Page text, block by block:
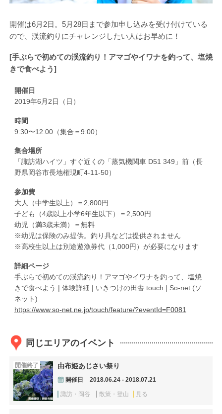
開催は6月2日。5月28日まで参加申し込みを受け付けている
ので、渓流釣りにチャレンジしたい人はお早めに！
[手ぶらで初めての渓流釣り！アマゴやイワナを釣って、塩焼
きで食べよう]
開催日
2019年6月2日（日）
時間
9:30〜12:00（集合＝9:00）
集合場所
「諏訪湖ハイツ」すぐ近くの「蒸気機関車 D51 349」前（長
野県岡谷市長地権現町4-11-50）
参加費
大人（中学生以上）＝2,800円
子ども（4歳以上小学6年生以下）＝2,500円
幼児（満3歳未満）＝無料
※幼児は保険のみ提供。釣り具などは提供されません
※高校生以上は別途遊漁券代（1,000円）が必要になります
詳細ページ
手ぶらで初めての渓流釣り！アマゴやイワナを釣って、塩焼
きで食べよう | 体験詳細 | いきつけの田舎 touch | So-net (ソ
ネット)
https://www.so-net.ne.jp/touch/feature/?eventId=F0081
同じエリアのイベント
開催終了 由布姫あじさい祭り
開催日 2018.06.24 - 2018.07.21
諏訪・岡谷 散策・登山 見る